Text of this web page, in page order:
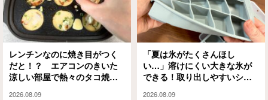
レンチンなのに焼き目がつく
だと！？ エアコンのきいた
涼しい部屋で熱々のタコ焼き
2026.08.09
「夏は氷がたくさんほし
い…」溶けにくい大きな氷が
できる！取り出しやすいシリ
2026.08.09